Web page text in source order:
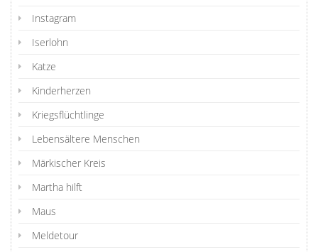
Instagram
Iserlohn
Katze
Kinderherzen
Kriegsflüchtlinge
Lebensältere Menschen
Märkischer Kreis
Martha hilft
Maus
Meldetour